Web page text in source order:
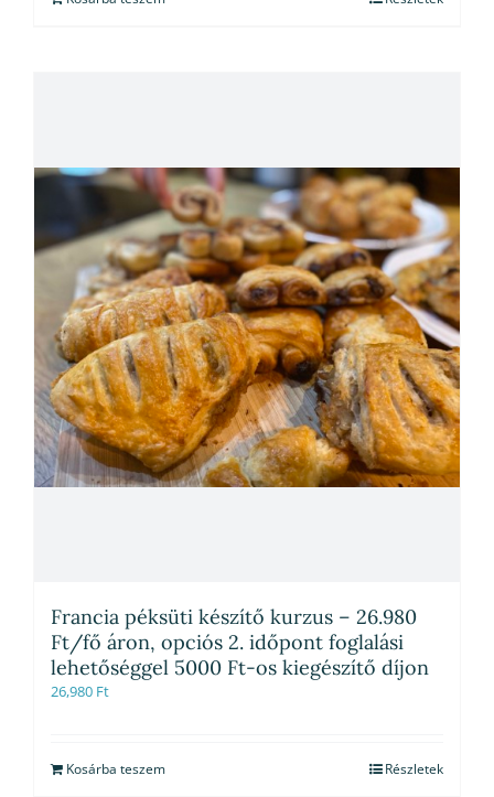
Francia péksüti készítő kurzus – 26.980
Ft/fő áron, opciós 2. időpont foglalási
lehetőséggel 5000 Ft-os kiegészítő díjon
26,980 Ft
Kosárba teszem Részletek